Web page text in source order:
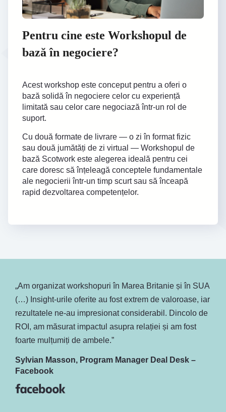
Pentru cine este Workshopul de
bază în negociere?
Acest workshop este conceput pentru a oferi o
bază solidă în negociere celor cu experiență
limitată sau celor care negociază într-un rol de
suport.
Cu două formate de livrare — o zi în format fizic
sau două jumătăți de zi virtual — Workshopul de
bază Scotwork este alegerea ideală pentru cei
care doresc să înțeleagă conceptele fundamentale
ale negocierii într-un timp scurt sau să înceapă
rapid dezvoltarea competențelor.
„Am organizat workshopuri în Marea Britanie și în SUA
(…) Insight-urile oferite au fost extrem de valoroase, iar
rezultatele ne-au impresionat considerabil. Dincolo de
ROI, am măsurat impactul asupra relației și am fost
foarte mulțumiți de ambele.”
Sylvian Masson, Program Manager Deal Desk –
Facebook